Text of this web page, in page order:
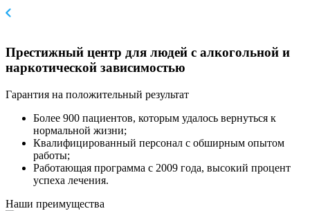
Престижный центр для людей с алкогольной и
наркотической зависимостью
Гарантия на положительный результат
Более 900 пациентов, которым удалось вернуться к
нормальной жизни;
Квалифицированный персонал c обширным опытом
работы;
Работающая программа с 2009 года, высокий процент
успеха лечения.
Наши преимущества